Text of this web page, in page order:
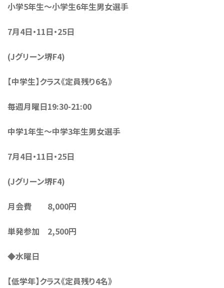
小学5年生〜小学生6年生男女選手
7月4日・11日・25日
(Jグリーン堺F4)
【中学生】クラス《定員残り6名》
毎週月曜日19:30-21:00
中学1年生〜中学3年生男女選手
7月4日・11日・25日
(Jグリーン堺F4)
月会費 8,000円
単発参加 2,500円
◆水曜日
【低学年】クラス《定員残り4名》